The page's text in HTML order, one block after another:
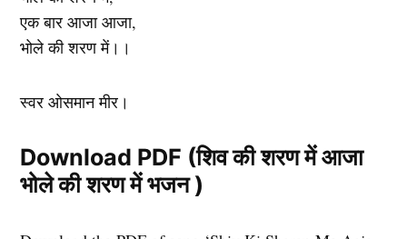
एक बार आजा आजा,
भोले की शरण में।।
स्वर ओसमान मीर।
Download PDF (शिव की शरण में आजा
भोले की शरण में भजन )